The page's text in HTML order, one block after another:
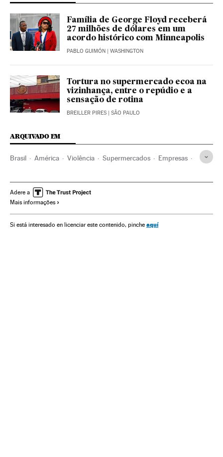
Família de George Floyd receberá
27 milhões de dólares em um
acordo histórico com Minneapolis
PABLO GUIMÓN | WASHINGTON
Tortura no supermercado ecoa na
vizinhança, entre o repúdio e a
sensação de rotina
BREILLER PIRES | SÃO PAULO
ARQUIVADO EM
Brasil América Violência Supermercados Empresas
Discriminação Narcotraficantes
Comando Vermelho
Assassinatos Polícia
Adere a
Mais informações
Si está interesado en licenciar este contenido, pinche aquí